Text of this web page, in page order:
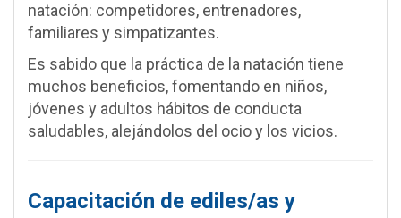
natación: competidores, entrenadores,
familiares y simpatizantes.
Es sabido que la práctica de la natación tiene
muchos beneficios, fomentando en niños,
jóvenes y adultos hábitos de conducta
saludables, alejándolos del ocio y los vicios.
Capacitación de ediles/as y